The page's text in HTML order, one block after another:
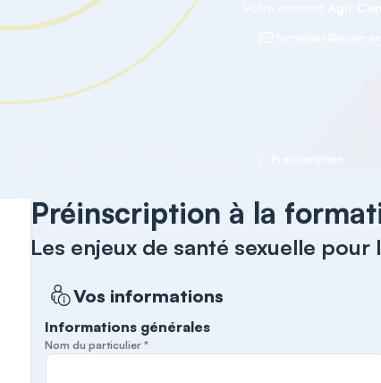
Agir
Préinscription à la
Les enjeux de santé sexuelle
Vos informations
Informations générales
Nom du particulier *